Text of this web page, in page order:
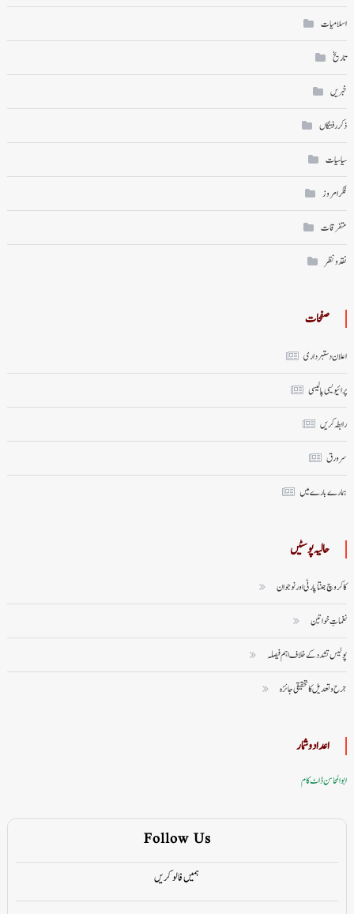
اسلامیات
تاریخ
خبریں
ذکر رفتگاں
سیاسیات
فکر امروز
متفرقات
نقد ونظر
صفحات
اعلان دستبرداری
پرائیویسی پالیسی
رابطہ کریں
سر ورق
ہمارے بارے میں
حالیہ پوسٹیں
کاکروچ جنتا پارٹی اور نوجوان
نغماتِ خواتین
پولیس تشدد کے خلاف اہم فیصلہ
جرح و تعدیل کا تحقیقی جائزہ
اعداد وشمار
ابوالمحاسن ڈاٹ کام
Follow Us
ہمیں فالو کریں